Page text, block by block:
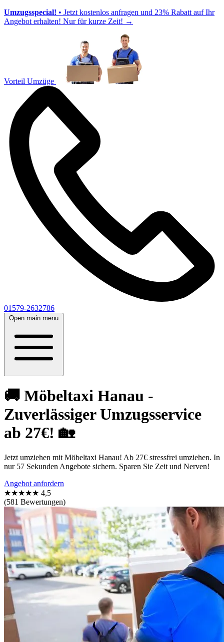
Umzugsspecial! • Jetzt kostenlos anfragen und 23% Rabatt auf Ihr
Angebot erhalten! Nur für kurze Zeit! →
Vorteil Umzüge
01579-2632786
Open main menu
🚚 Möbeltaxi Hanau -
Zuverlässiger Umzugsservice
ab 27€! 🏡
Jetzt umziehen mit Möbeltaxi Hanau! Ab 27€ stressfrei umziehen. In
nur 57 Sekunden Angebote sichern. Sparen Sie Zeit und Nerven!
Angebot anfordern
★★★★★ 4,5
(581 Bewertungen)